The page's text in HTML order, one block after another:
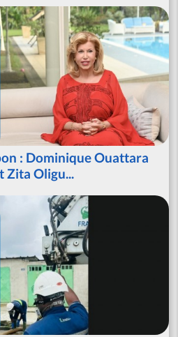
: Dominique Ouattara
Zita Oligu...